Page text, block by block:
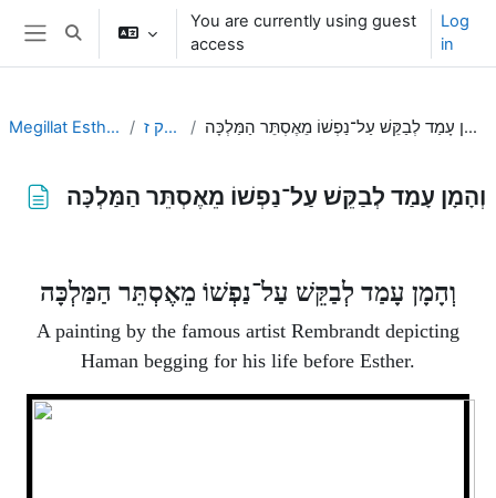
Skip to main content
Side panel
Toggle search input
You are currently using guest
access
Log
in
Megillat Esther פרק ז וְהָמָן עָמַד לְבַקֵּשׁ עַל־נַפְשׁוֹ מֵאֶסְתֵּר הַמַּלְכָּה
וְהָמָן עָמַד לְבַקֵּשׁ עַל־נַפְשׁוֹ מֵאֶסְתֵּר הַמַּלְכָּה
וְהָמָן עָמַד לְבַקֵּשׁ עַל־נַפְשׁוֹ מֵאֶסְתֵּר הַמַּלְכָּה
A painting by the famous artist Rembrandt depicting
Haman begging for his life before Esther.